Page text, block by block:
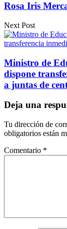
Rosa Iris
Next Post
Ministro de
dispone
a juntas de
Deja una
Tu dirección de
obligatorios están
Comentario *